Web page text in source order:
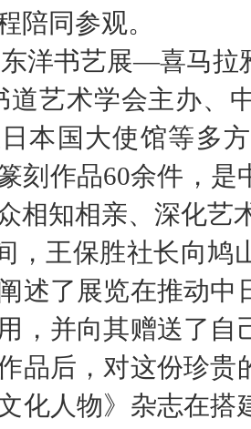
陪同参观。
洋书艺展—喜马拉
道艺术学会主办、
本国大使馆等多
刻作品60余件，
相知相亲、深化艺
王保胜社长向鸠
述了展览在推动
，并向其赠送了
品后，对这份珍
化人物》杂志在